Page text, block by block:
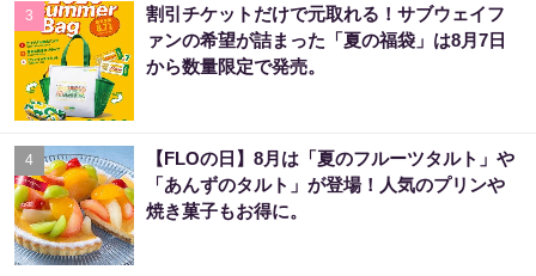
3
割引チケットだけで元取れる！サブウェイフ
ァンの希望が詰まった「夏の福袋」は8月7日
から数量限定で発売。
4
【FLOの日】8月は「夏のフルーツタルト」や
「あんずのタルト」が登場！人気のプリンや
焼き菓子もお得に。